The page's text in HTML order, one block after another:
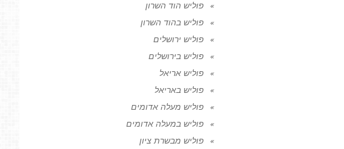
פוליש הוד השרון
פוליש בהוד השרון
פוליש ירושלים
פוליש בירושלים
פוליש אריאל
פוליש באריאל
פוליש מעלה אדומים
פוליש במעלה אדומים
פוליש מבשרת ציון